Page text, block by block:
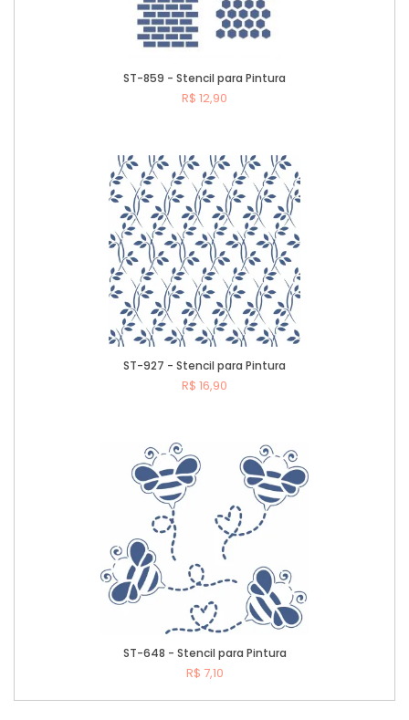
ST-859 - Stencil para Pintura
R$ 12,90
ST-927 - Stencil para Pintura
R$ 16,90
ST-648 - Stencil para Pintura
R$ 7,10